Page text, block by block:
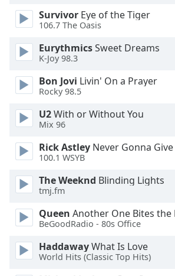
Text
Color
Opacity
Text
Background
Color
Opacity
Caption
Area
Color
Survivor Eye of the Tiger
106.7 The Oasis
EurythmicsSweet Dreams
K-Joy 98.3
Bon Jovi Livin' On a Prayer
Rocky 98.5
U2With or Without You
Mix 96
Rick Astley Never Gonna
100.1 WSYB
The Weeknd Blinding Lights
tmj.fm
Queen Another One Bites the
BeGoodRadio - 80s Office
HaddawayWhat Is Love
World Hits (Classic Top Hits)